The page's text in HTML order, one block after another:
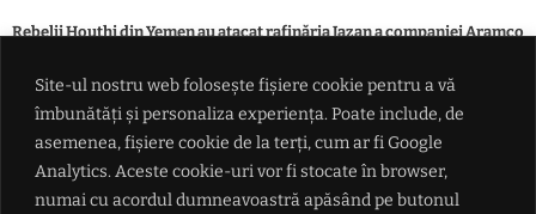
Site-ul nostru web folosește fișiere cookie pentru a vă
îmbunătăți și personaliza experiența. Poate include, de
asemenea, fișiere cookie de la terți, cum ar fi Google
Analytics. Aceste cookie-uri vor fi stocate în browser,
numai cu acordul dumneavoastră apăsând pe butonul
Rebelii Houthi din Yemen au atacat rafinăria Jazan a companiei Aramco
Iranul avertizează că Strâmtoarea Ormuz va rămâne închisă până când
SUA va accepta "toate condiţiile" puse de Teheran
Rata șomajului din Franța a ajuns la cel mai ridicat nivel din ultimii șase